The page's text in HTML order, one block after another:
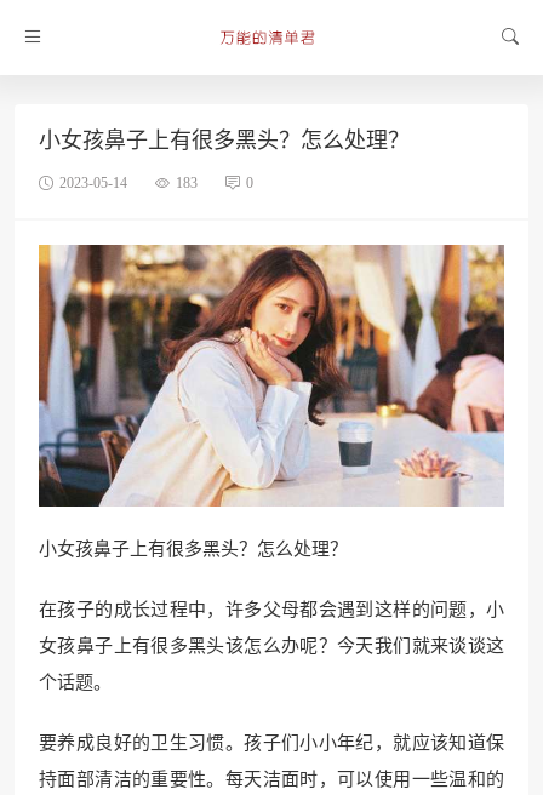
小女孩鼻子上有很多黑头？怎么处理？
2023-05-14 183 0
小女孩鼻子上有很多黑头？怎么处理？
在孩子的成长过程中，许多父母都会遇到这样的问题，小
女孩鼻子上有很多黑头该怎么办呢？今天我们就来谈谈这
个话题。
要养成良好的卫生习惯。孩子们小小年纪，就应该知道保
持面部清洁的重要性。每天洁面时，可以使用一些温和的